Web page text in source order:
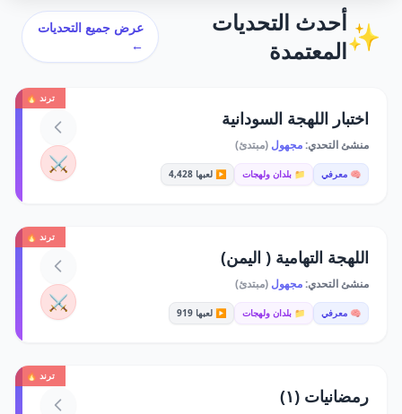
✨أحدث التحديات
المعتمدة
عرض جميع التحديات
←
ترند 🔥
اختبار اللهجة السودانية
منشئ التحدي:مجهول (مبتدئ)
🧠 معرفي 📁 بلدان ولهجات ▶️ لعبها 4,428 ⚔️
ترند 🔥
اللهجة التهامية ( اليمن)
منشئ التحدي:مجهول (مبتدئ)
🧠 معرفي 📁 بلدان ولهجات ▶️ لعبها 919 ⚔️
ترند 🔥
رمضانيات (١)